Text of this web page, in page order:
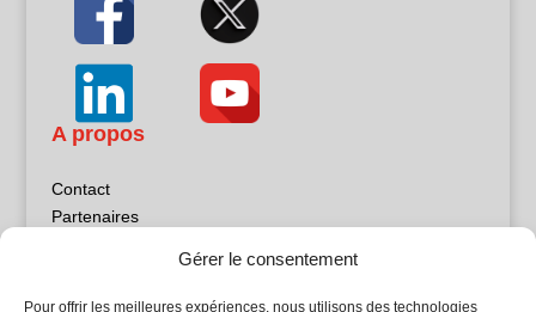
Gérer le consentement
Pour offrir les meilleures expériences, nous utilisons des technologies
A propos
Contact
Partenaires
Politique de confidentialité